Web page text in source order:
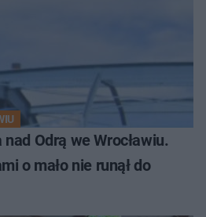
Odrą we Wrocławiu.
o mało nie runął do